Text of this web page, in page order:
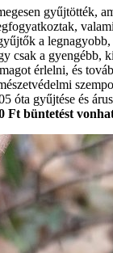
gyűjtötték,
a legnagyobb,
csak a gyengébb,
érlelni, és
óta gyűjtése és
Ft büntetést